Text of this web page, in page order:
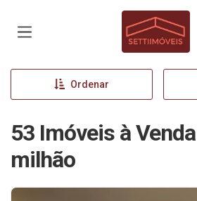
Página inicial
Ordenar
53 Imóveis à
milhão